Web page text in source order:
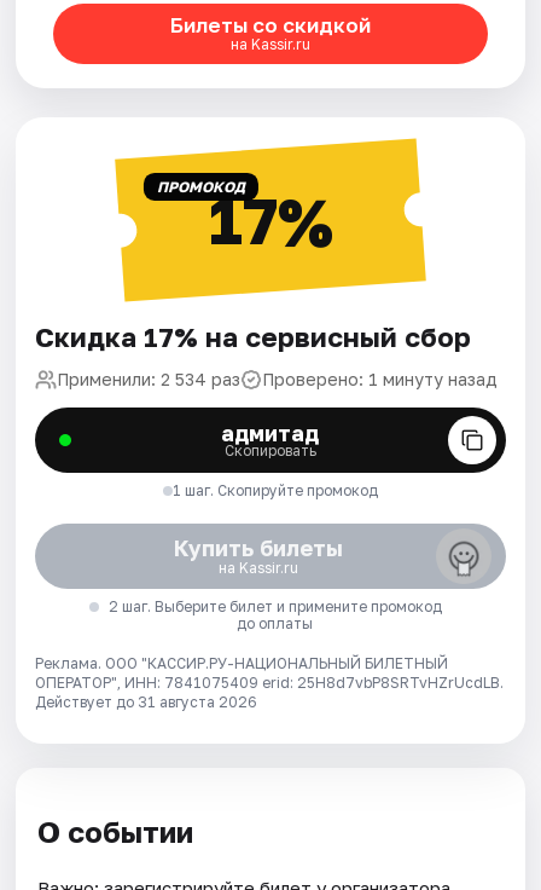
Билеты со скидкой
на Kassir.ru
ПРОМОКОД17%
Скидка 17% на сервисный сбор
Применили: 2 534 раз Проверено: 1 минуту назад
адмитад
Скопировать
1 шаг. Скопируйте промокод
Купить билеты
на Kassir.ru
2 шаг. Выберите билет и примените промокод
до оплаты
Реклама. ООО "КАССИР.РУ-НАЦИОНАЛЬНЫЙ БИЛЕТНЫЙ
ОПЕРАТОР", ИНН: 7841075409 erid: 25H8d7vbP8SRTvHZrUcdLB.
Действует до 31 августа 2026
О событии